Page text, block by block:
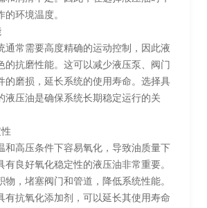
环境温度。
常需要高度精确的运动控制，因此液
的抗磨性能。这可以减少液压泵、阀门
的磨损，延长系统的使用寿命。选择具
液压油是确保系统长期稳定运行的关
高压条件下容易氧化，导致油质量下
有良好氧化稳定性的液压油非常重要。
物，堵塞阀门和管道，降低系统性能。
有抗氧化添加剂，可以延长其使用寿命